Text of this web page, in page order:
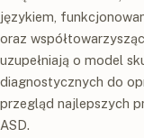
językiem,
oraz
uzupełniają o model
diagnostycznych do
przegląd najlepszych
ASD.